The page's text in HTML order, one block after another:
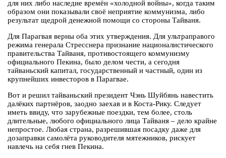
для них либо наследие времён «холодной войны», когда таким
образом они показывали своё неприятие коммунизма, либо
результат щедрой денежной помощи со стороны Тайваня.
Для Парагвая верны оба этих утверждения. Для ультраправого
режима генерала Стресснера признание националистического
правительства Тайваня, противостоящего коммунизму
официального Пекина, было делом чести, а сегодня
тайваньский капитал, государственный и частный, один из
крупнейших инвесторов в Парагвае.
Вот и решил тайваньский президент Чэнь Шуйбянь навестить
далёких партнёров, заодно заехав и в Коста-Рику. Следует
иметь ввиду, что зарубежные поездки, тем более, столь
длительные, любого официального лица Тайваня – дело крайне
непростое. Любая страна, разрешившая посадку даже для
дозаправки самолёта руководителя мятежников, рискует
навлечь на себя гнев Пекина.